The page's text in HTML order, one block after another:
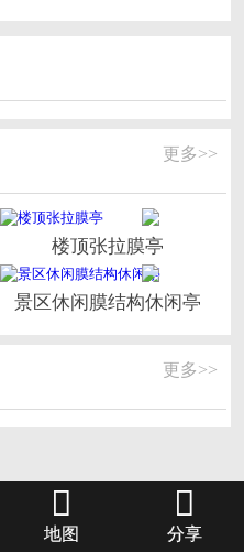
更多>>
楼顶张拉膜亭
景区休闲膜结构休闲亭
更多>>

地图

分享